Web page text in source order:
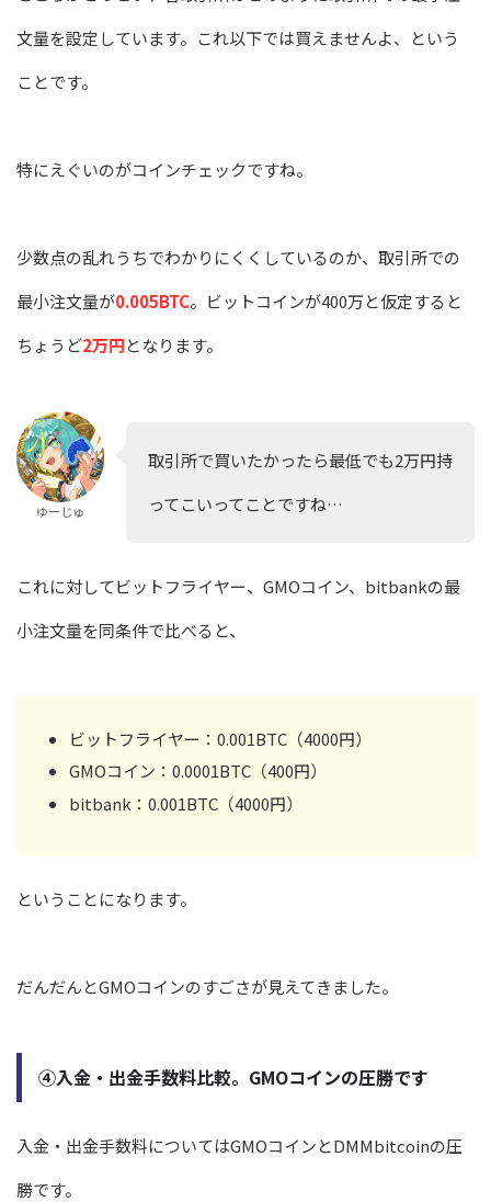
文量を設定しています。これ以下では買えませんよ、という
ことです。
特にえぐいのがコインチェックですね。
少数点の乱れうちでわかりにくくしているのか、取引所での
最小注文量が0.005BTC。ビットコインが400万と仮定すると
ちょうど2万円となります。
ゆーじゅ
取引所で買いたかったら最低でも2万円持
ってこいってことですね…
これに対してビットフライヤー、GMOコイン、bitbankの最
小注文量を同条件で比べると、
ビットフライヤー：0.001BTC（4000円）
GMOコイン：0.0001BTC（400円）
bitbank：0.001BTC（4000円）
ということになります。
だんだんとGMOコインのすごさが見えてきました。
④入金・出金手数料比較。GMOコインの圧勝です
入金・出金手数料についてはGMOコインとDMMbitcoinの圧
勝です。